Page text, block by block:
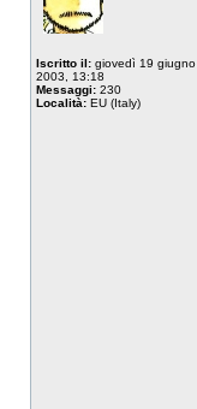
Iscritto il: giovedì 19 giugno
2003, 13:18
Messaggi: 230
Località: EU (Italy)